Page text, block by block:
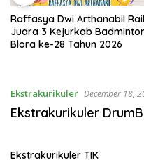
Raffasya Dwi Arthanabil
Juara 3 Kejurkab
Blora ke-28 Tahun 2026
Ekstrakurikuler December 18,
Ekstrakurikuler
Ekstrakurikuler TIK